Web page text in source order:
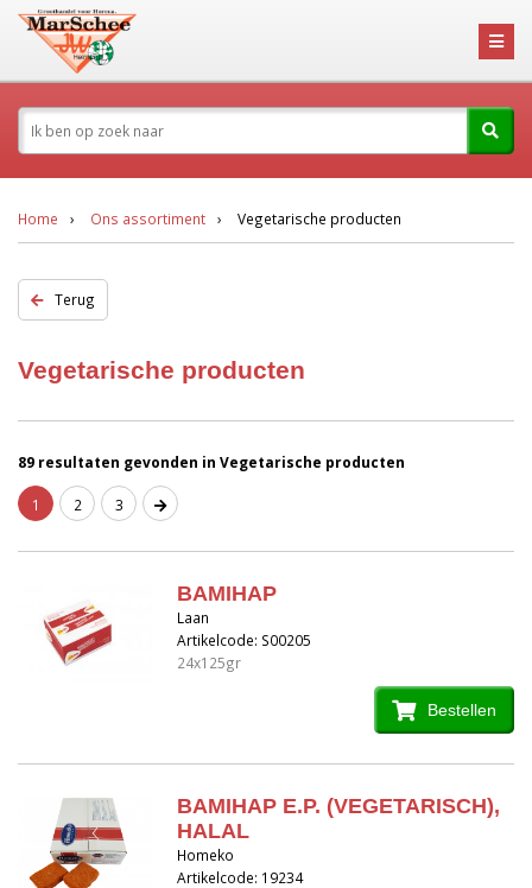
Home Ons assortiment Vegetarische producten
Terug
Vegetarische producten
89 resultaten gevonden in Vegetarische producten
1 2 3
BAMIHAP
Laan
Artikelcode: S00205
24x125gr
Bestellen
BAMIHAP E.P. (VEGETARISCH),
HALAL
Homeko
Artikelcode: 19234